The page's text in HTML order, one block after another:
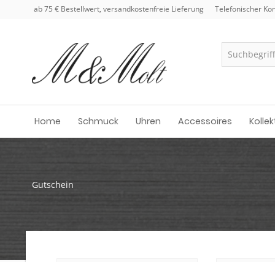
ab 75 € Bestellwert, versandkostenfreie Lieferung Telefonischer
Home Schmuck Uhren Accessoires
Gutschein